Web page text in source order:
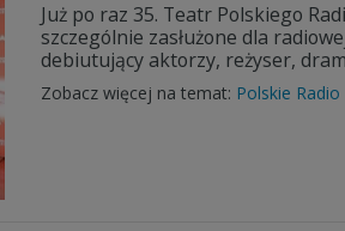
Już po raz 35. Teatr Polskiego
szczególnie zasłużone dla
debiutujący aktorzy, reżyser,
Zobacz więcej na temat: Polskie Radio